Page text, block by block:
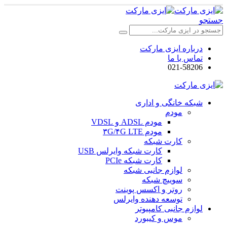
جستجو
درباره ایزی مارکت
تماس با ما
021-58206
شبکه خانگی و اداری
مودم
مودم ADSL و VDSL
مودم ۳G/۴G LTE
کارت شبکه
کارت شبکه وایرلس USB
کارت شبکه PCIe
لوازم جانبی شبکه
سوییچ شبکه
روتر و اکسس پوینت
توسعه دهنده وایرلس
لوازم جانبی کامپیوتر
موس و کیبورد